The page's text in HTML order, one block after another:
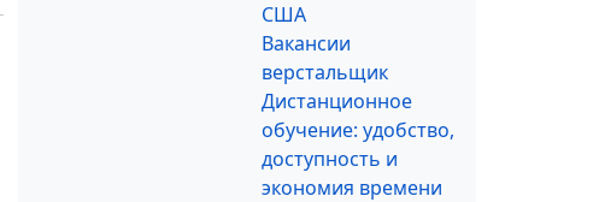
США
Вакансии
верстальщик
Дистанционное
обучение: удобство,
доступность и
экономия времени